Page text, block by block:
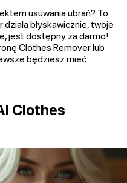
usuwania ubrań? To
błyskawicznie, twoje
jest dostępny za darmo!
Clothes Remover lub
będziesz mieć
Clothes